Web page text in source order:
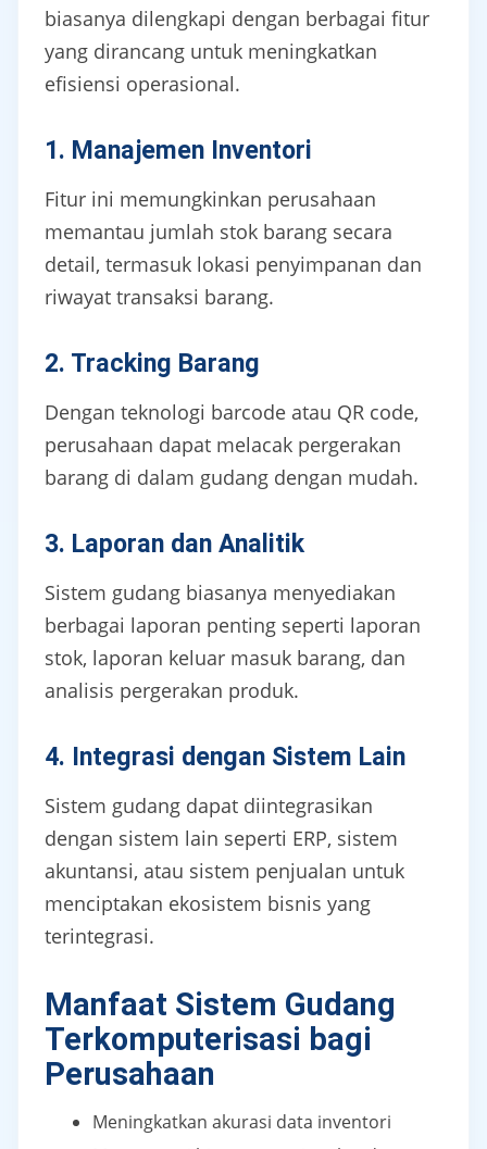
biasanya dilengkapi dengan berbagai fitur
yang dirancang untuk meningkatkan
efisiensi operasional.
1. Manajemen Inventori
Fitur ini memungkinkan perusahaan
memantau jumlah stok barang secara
detail, termasuk lokasi penyimpanan dan
riwayat transaksi barang.
2. Tracking Barang
Dengan teknologi barcode atau QR code,
perusahaan dapat melacak pergerakan
barang di dalam gudang dengan mudah.
3. Laporan dan Analitik
Sistem gudang biasanya menyediakan
berbagai laporan penting seperti laporan
stok, laporan keluar masuk barang, dan
analisis pergerakan produk.
4. Integrasi dengan Sistem Lain
Sistem gudang dapat diintegrasikan
dengan sistem lain seperti ERP, sistem
akuntansi, atau sistem penjualan untuk
menciptakan ekosistem bisnis yang
terintegrasi.
Manfaat Sistem Gudang
Terkomputerisasi bagi
Perusahaan
Meningkatkan akurasi data inventori